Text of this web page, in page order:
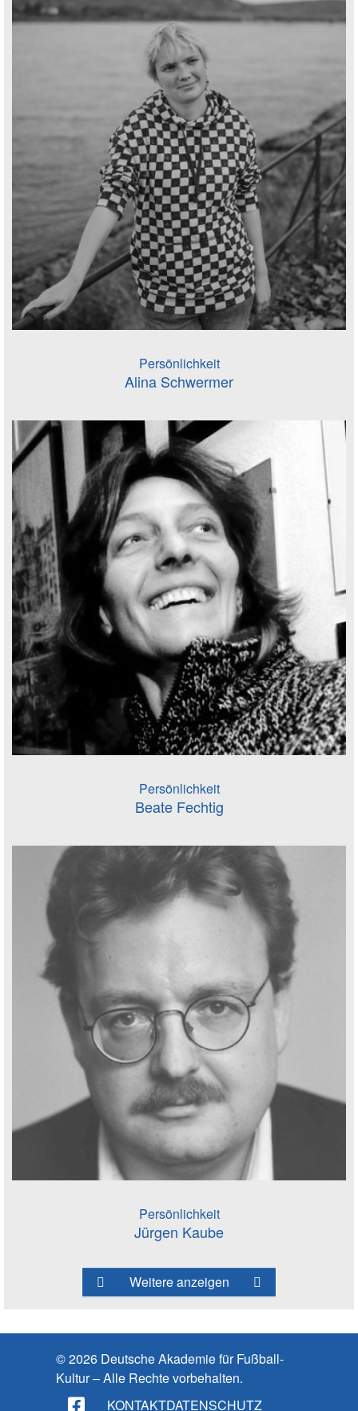
Persönlichkeit
Alina Schwermer
Persönlichkeit
Beate Fechtig
Persönlichkeit
Jürgen Kaube
Weitere anzeigen
© 2026 Deutsche Akademie für Fußball-
Kultur – Alle Rechte vorbehalten.
KONTAKTDATENSCHUTZ